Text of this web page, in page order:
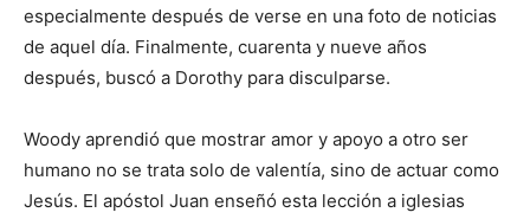
especialmente después de verse en una foto de noticias
de aquel día. Finalmente, cuarenta y nueve años
después, buscó a Dorothy para disculparse.
Woody aprendió que mostrar amor y apoyo a otro ser
humano no se trata solo de valentía, sino de actuar como
Jesús. El apóstol Juan enseñó esta lección a iglesias